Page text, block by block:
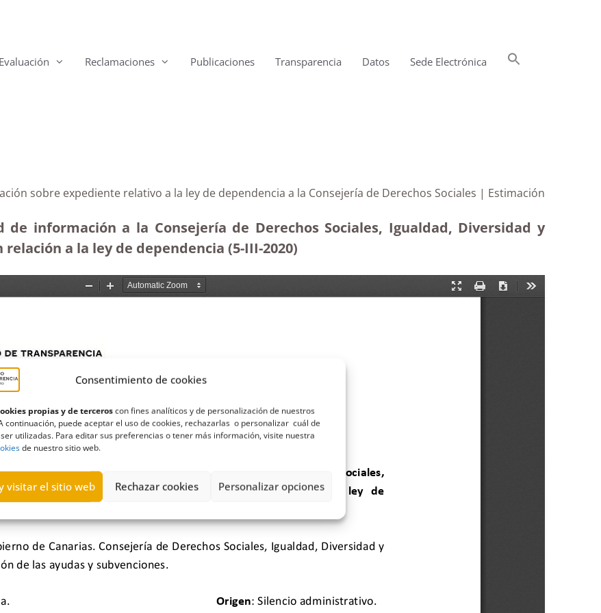
Consentimiento de cookies
propias y de terceroscon fines analíticos y de personalización de nuestros
continuación, puede aceptar el uso de cookies, rechazarlas o personalizar cuál de
utilizadas. Para editar sus preferencias o tener más información, visite nuestra
de nuestro sitio web.
visitar el sitio web Rechazar cookies Personalizar opciones
Evaluación Reclamaciones Publicaciones Transparencia Datos Sede Electrónica
sobre expediente relativo a la ley de dependencia a la Consejería de Derechos Sociales | Estimación
información a la Consejería de Derechos Sociales, Igualdad, Diversidad y
a la ley de dependencia (5-III-2020)